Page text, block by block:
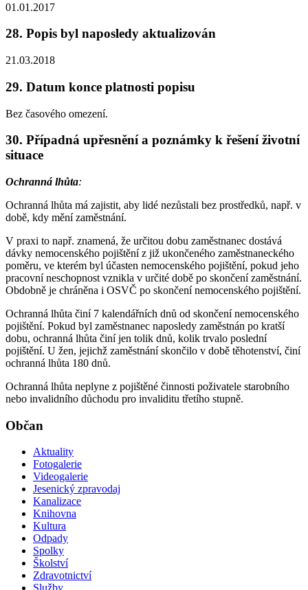
01.01.2017
28. Popis byl naposledy aktualizován
21.03.2018
29. Datum konce platnosti popisu
Bez časového omezení.
30. Případná upřesnění a poznámky k řešení životní
situace
Ochranná lhůta:
Ochranná lhůta má zajistit, aby lidé nezůstali bez prostředků, např. v
době, kdy mění zaměstnání.
V praxi to např. znamená, že určitou dobu zaměstnanec dostává
dávky nemocenského pojištění z již ukončeného zaměstnaneckého
poměru, ve kterém byl účasten nemocenského pojištění, pokud jeho
pracovní neschopnost vznikla v určité době po skončení zaměstnání.
Obdobně je chráněna i OSVČ po skončení nemocenského pojištění.
Ochranná lhůta činí 7 kalendářních dnů od skončení nemocenského
pojištění. Pokud byl zaměstnanec naposledy zaměstnán po kratší
dobu, ochranná lhůta činí jen tolik dnů, kolik trvalo poslední
pojištění. U žen, jejichž zaměstnání skončilo v době těhotenství, činí
ochranná lhůta 180 dnů.
Ochranná lhůta neplyne z pojištěné činnosti poživatele starobního
nebo invalidního důchodu pro invaliditu třetího stupně.
Občan
Aktuality
Fotogalerie
Videogalerie
Jesenický zpravodaj
Kanalizace
Knihovna
Kultura
Odpady
Spolky
Školství
Zdravotnictví